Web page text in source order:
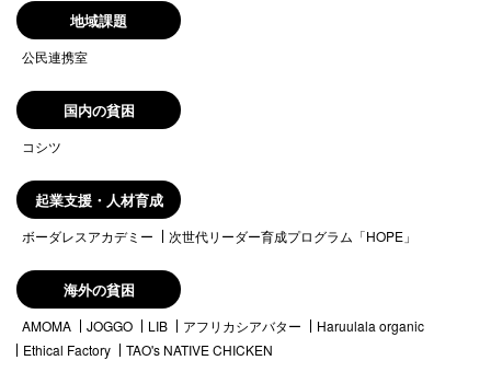
地域課題
公民連携室
国内の貧困
コシツ
起業支援・人材育成
ボーダレスアカデミー 次世代リーダー育成プログラム「HOPE」
海外の貧困
AMOMA JOGGO LIB アフリカシアバター
Haruulala organic
Ethical Factory
TAO's NATIVE CHICKEN